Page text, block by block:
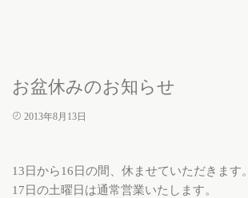
お盆休みのお知らせ
2013年8月13日
13日から16日の間、休ませていただきます。
17日の土曜日は通常営業いたします。